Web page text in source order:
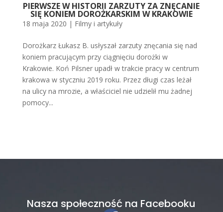
PIERWSZE W HISTORII ZARZUTY ZA ZNĘCANIE
SIĘ KONIEM DOROŻKARSKIM W KRAKOWIE
18 maja 2020 | Filmy i artykuły
Dorożkarz Łukasz B. usłyszał zarzuty znęcania się nad
koniem pracującym przy ciągnięciu dorożki w
Krakowie. Koń Pilsner upadł w trakcie pracy w centrum
krakowa w styczniu 2019 roku. Przez długi czas leżał
na ulicy na mrozie, a właściciel nie udzielił mu żadnej
pomocy...
Nasza społeczność na Facebooku